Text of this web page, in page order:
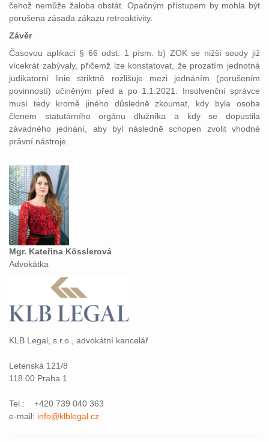
čehož nemůže žaloba obstát. Opačným přístupem by mohla být
porušena zásada zákazu retroaktivity.
Závěr
Časovou aplikací § 66 odst. 1 písm. b) ZOK se nižší soudy již
vícekrát zabývaly, přičemž lze konstatovat, že prozatím jednotná
judikatorní linie striktně rozlišuje mezi jednáním (porušením
povinností) učiněným před a po 1.1.2021. Insolvenční správce
musí tedy kromě jiného důsledně zkoumat, kdy byla osoba
členem statutárního orgánu dlužníka a kdy se dopustila
závadného jednání, aby byl následně schopen zvolit vhodné
právní nástroje.
Mgr. Kateřina Kösslerová
Advokátka
KLB Legal, s.r.o., advokátní kancelář
Letenská 121/8
118 00 Praha 1
Tel.: +420 739 040 363
e-mail: info@klblegal.cz